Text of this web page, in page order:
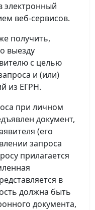
электронный
веб-сервисов.
получить,
выезду
с целью
и (или)
из ЕГРН.
при личном
документ,
(его
запроса
прилагается
в
должна быть
документа,